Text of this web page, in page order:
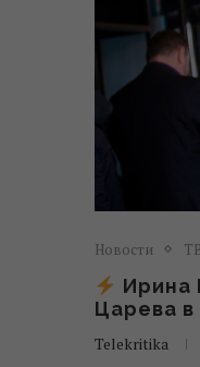
Новости
Ирина
Царева
Telekritika